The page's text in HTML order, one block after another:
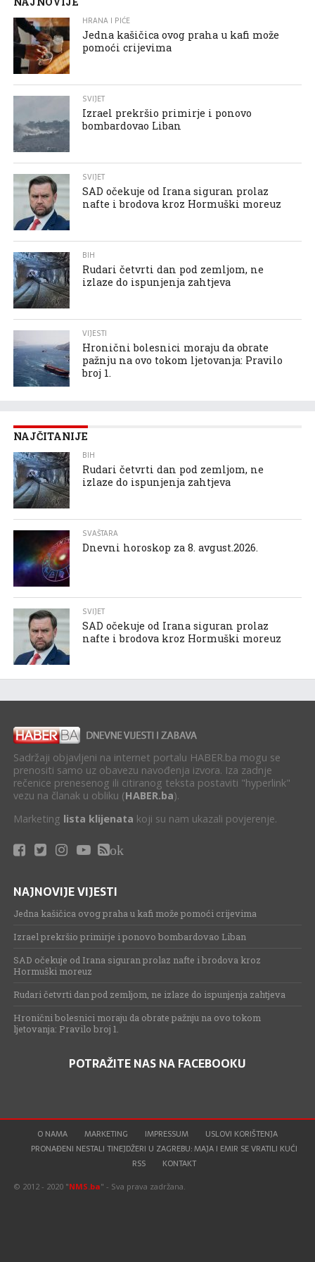
HRANA I PIĆE
Jedna kašičica ovog praha u kafi može
pomoći crijevima
SVIJET
Izrael prekršio primirje i ponovo
bombardovao Liban
SVIJET
SAD očekuje od Irana siguran prolaz
nafte i brodova kroz Hormuški moreuz
BIH
Rudari četvrti dan pod zemljom, ne
izlaze do ispunjenja zahtjeva
VIJESTI
Hronični bolesnici moraju da obrate
pažnju na ovo tokom ljetovanja: Pravilo
broj 1.
NAJČITANIJE
BIH
Rudari četvrti dan pod zemljom, ne
izlaze do ispunjenja zahtjeva
SVAŠTARA
Dnevni horoskop za 8. avgust.2026.
SVIJET
SAD očekuje od Irana siguran prolaz
nafte i brodova kroz Hormuški moreuz
Sadržaji objavljeni na internet portalu HABER.ba mogu se
prenositi samo uz obavezu navođenja izvora. Iza zadnje
rečenice prenesenog ili citiranog teksta postaviti "hyperlink"
vezu na članak u obliku (HABER.ba).
Marketing lista klijenata koji su nam ukazali povjerenje.
ok
NAJNOVIJE VIJESTI
Jedna kašičica ovog praha u kafi može pomoći crijevima
Izrael prekršio primirje i ponovo bombardovao Liban
SAD očekuje od Irana siguran prolaz nafte i brodova kroz
Hormuški moreuz
Rudari četvrti dan pod zemljom, ne izlaze do ispunjenja zahtjeva
Hronični bolesnici moraju da obrate pažnju na ovo tokom
ljetovanja: Pravilo broj 1.
POTRAŽITE NAS NA FACEBOOKU
O NAMA MARKETING IMPRESSUM
USLOVI KORIŠTENJA
PRONAĐENI NESTALI TINEJDŽERI U ZAGREBU: MAJA I EMIR SE VRATILI KUĆI
RSS
KONTAKT
© 2012 - 2020 "NMS.ba" - Sva prava zadržana.